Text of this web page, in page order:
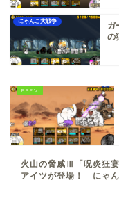
にゃんこ大戦争
ガ
の
火山の脅威Ⅲ「呪炎狂
アイツが登場！ にゃ